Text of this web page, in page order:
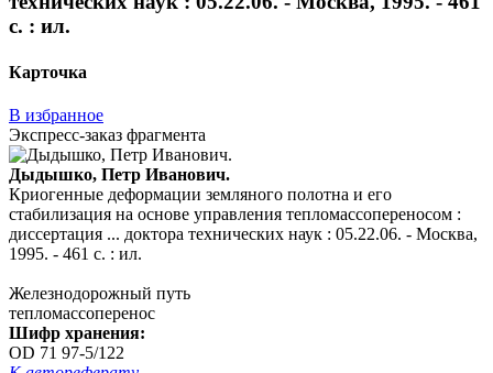
с. : ил.
Карточка
В избранное
Экспресс-заказ фрагмента
Дыдышко, Петр Иванович.
Криогенные деформации земляного полотна и его
стабилизация на основе управления тепломассопереносом :
диссертация ... доктора технических наук : 05.22.06. - Москва,
1995. - 461 с. : ил.
Железнодорожный путь
тепломассоперенос
Шифр хранения:
OD 71 97-5/122